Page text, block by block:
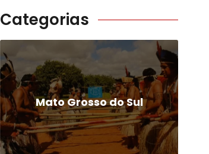
Categorias
Mato Grosso do Sul